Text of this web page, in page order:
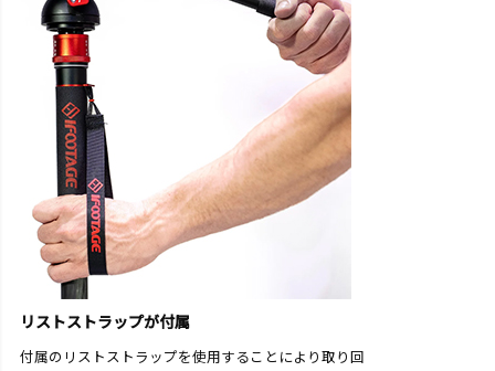
リストストラップが付属
付属のリストストラップを使用することにより取り回